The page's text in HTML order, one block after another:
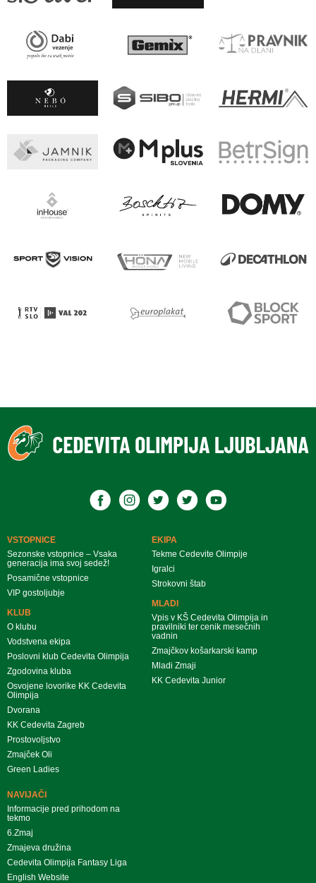
VSTOPNICE
Sezonske vstopnice – Vsaka
generacija ima svoj sedež!
Posamične vstopnice
VIP gostoljubje
KLUB
O klubu
Vodstvena ekipa
Poslovni klub Cedevita Olimpija
Zgodovina kluba
Osvojene lovorike KK Cedevita
Olimpija
Dvorana
KK Cedevita Zagreb
Prostovoljstvo
Zmajček Oli
Green Ladies
EKIPA
Tekme Cedevite Olimpije
Igralci
Strokovni štab
MLADI
Vpis v KŠ Cedevita Olimpija in
pravilniki ter cenik mesečnih
vadnin
Zmajčkov košarkarski kamp
Mladi Zmaji
KK Cedevita Junior
NAVIJAČI
Informacije pred prihodom na
tekmo
6.Zmaj
Zmajeva družina
Cedevita Olimpija Fantasy Liga
English Website